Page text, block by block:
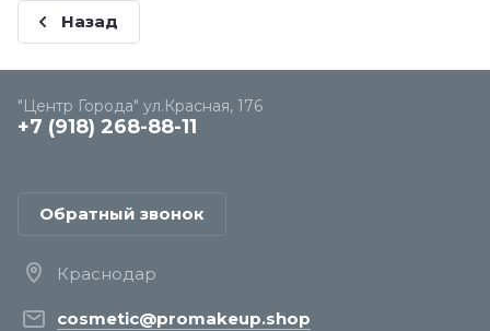
Назад
"Центр Города" ул.Красная, 176
+7 (918) 268-88-11
Обратный звонок
Краснодар
cosmetic@promakeup.shop